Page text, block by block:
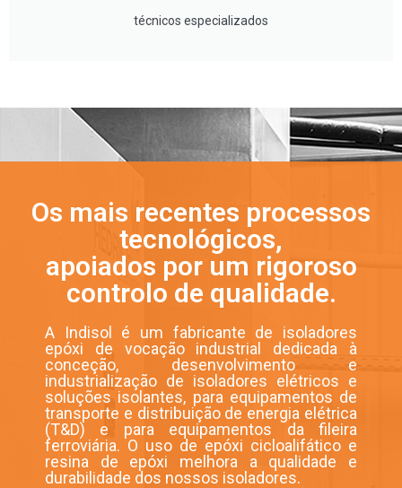
técnicos especializados
Os mais recentes processos
tecnológicos,
apoiados por um rigoroso
controlo de qualidade.
A Indisol é um fabricante de isoladores
epóxi de vocação industrial dedicada à
conceção, desenvolvimento e
industrialização de isoladores elétricos e
soluções isolantes, para equipamentos de
transporte e distribuição de energia elétrica
(T&D) e para equipamentos da fileira
ferroviária. O uso de epóxi cicloalifático e
resina de epóxi melhora a qualidade e
durabilidade dos nossos isoladores.